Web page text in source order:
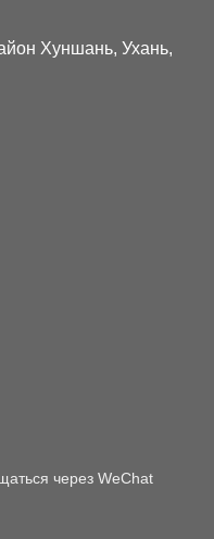
Хуншань, Ухань,
через WeChat